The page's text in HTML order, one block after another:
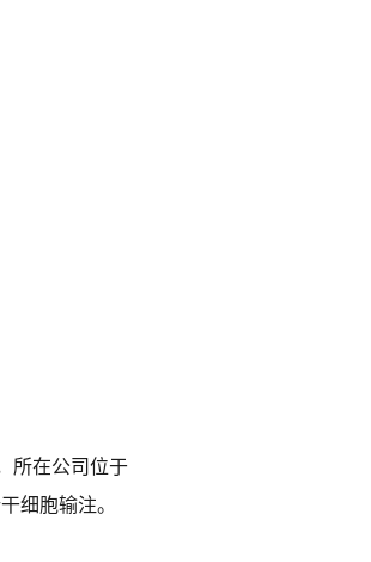
所在公司位于
细胞输注。